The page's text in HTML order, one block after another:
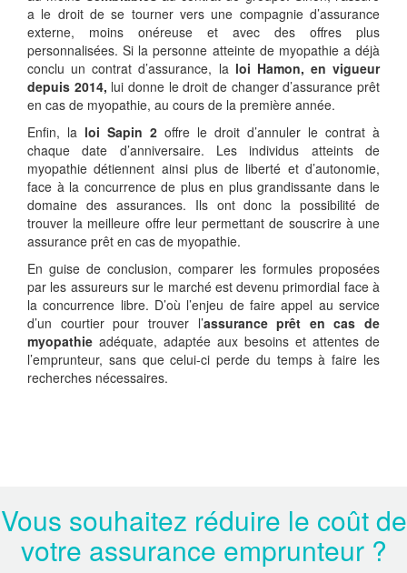
a le droit de se tourner vers une compagnie d’assurance
externe, moins onéreuse et avec des offres plus
personnalisées. Si la personne atteinte de myopathie a déjà
conclu un contrat d’assurance, la loi Hamon, en vigueur
depuis 2014, lui donne le droit de changer d’assurance prêt
en cas de myopathie, au cours de la première année.
Enfin, la loi Sapin 2 offre le droit d’annuler le contrat à
chaque date d’anniversaire. Les individus atteints de
myopathie détiennent ainsi plus de liberté et d’autonomie,
face à la concurrence de plus en plus grandissante dans le
domaine des assurances. Ils ont donc la possibilité de
trouver la meilleure offre leur permettant de souscrire à une
assurance prêt en cas de myopathie.
En guise de conclusion, comparer les formules proposées
par les assureurs sur le marché est devenu primordial face à
la concurrence libre. D’où l’enjeu de faire appel au service
d’un courtier pour trouver l’assurance prêt en cas de
myopathie adéquate, adaptée aux besoins et attentes de
l’emprunteur, sans que celui-ci perde du temps à faire les
recherches nécessaires.
Vous souhaitez réduire le coût de
votre assurance emprunteur ?